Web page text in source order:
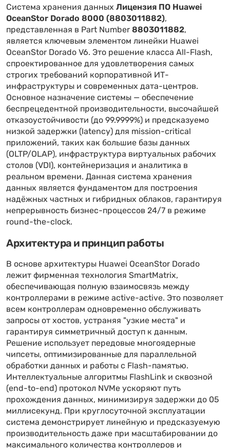
Система хранения данных Лицензия ПО Huawei
OceanStor Dorado 8000 (8803011882),
представленная в Part Number8803011882,
является ключевым элементом линейки Huawei
OceanStor Dorado V6. Это решение класса All-Flash,
спроектированное для удовлетворения самых
строгих требований корпоративной ИТ-
инфраструктуры и современных дата-центров.
Основное назначение системы — обеспечение
беспрецедентной производительности, высочайшей
отказоустойчивости (до 99.9999%) и предсказуемо
низкой задержки (latency) для mission-critical
приложений, таких как большие базы данных
(OLTP/OLAP), инфраструктура виртуальных рабочих
столов (VDI), контейнеризация и аналитика в
реальном времени. Данная система хранения
данных является фундаментом для построения
надёжных частных и гибридных облаков, гарантируя
непрерывность бизнес-процессов 24/7 в режиме
round-the-clock.
Архитектура и принцип работы
В основе архитектуры Huawei OceanStor Dorado
лежит фирменная технология SmartMatrix,
обеспечивающая полную взаимосвязь между
контроллерами в режиме active-active. Это позволяет
всем контроллерам одновременно обслуживать
запросы от хостов, устраняя "узкие места" и
гарантируя симметричный доступ к данным.
Решение использует передовые многоядерные
чипсеты, оптимизированные для параллельной
обработки данных и работы с Flash-памятью.
Интеллектуальные алгоритмы FlashLink и сквозной
(end-to-end) протокол NVMe ускоряют путь
прохождения данных, минимизируя задержки до 05
миллисекунд. При круглосуточной эксплуатации
система демонстрирует линейную и предсказуемую
производительность даже при масштабировании до
максимального количества контроллеров и